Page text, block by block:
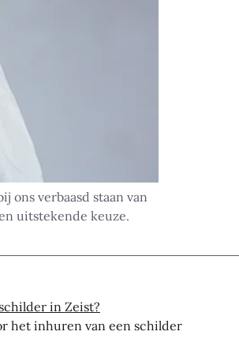
ons verbaasd staan van
uitstekende keuze.
in Zeist?
het inhuren van een schilder